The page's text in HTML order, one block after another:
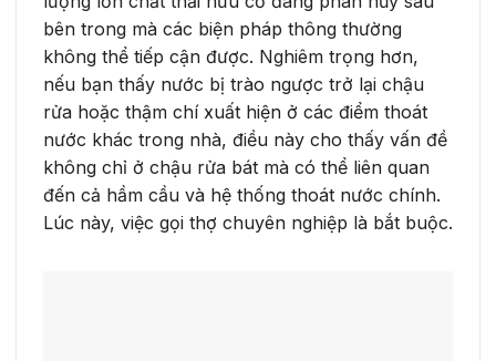
bên trong mà các biện pháp thông thường
không thể tiếp cận được. Nghiêm trọng hơn,
nếu bạn thấy nước bị trào ngược trở lại chậu
rửa hoặc thậm chí xuất hiện ở các điểm thoát
nước khác trong nhà, điều này cho thấy vấn đề
không chỉ ở chậu rửa bát mà có thể liên quan
đến cả hầm cầu và hệ thống thoát nước chính.
Lúc này, việc gọi thợ chuyên nghiệp là bắt buộc.